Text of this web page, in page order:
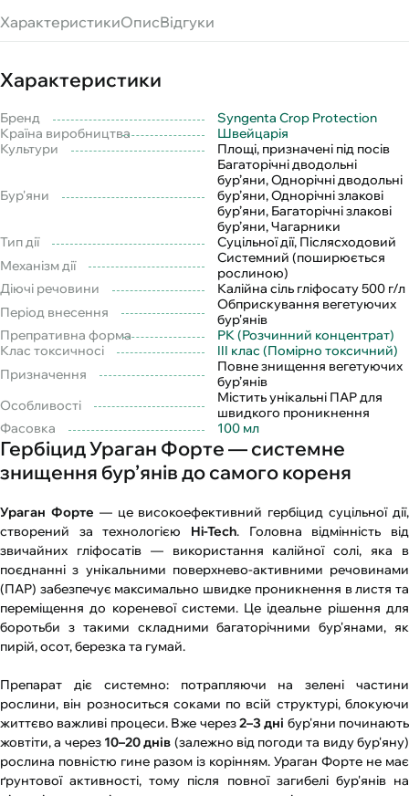
ХарактеристикиОписВідгуки
Характеристики
Бренд
Syngenta Crop Protection
Країна виробництва
Швейцарія
Культури
Площі, призначені під посів
Бур'яни
Багаторічні дводольні
бур’яни, Однорічні дводольні
бур’яни, Однорічні злакові
бур’яни, Багаторічні злакові
бур’яни, Чагарники
Тип дії
Суцільної дії, Післясходовий
Механізм дії
Системний (поширюється
рослиною)
Діючі речовини
Калійна сіль гліфосату 500 г/л
Період внесення
Обприскування вегетуючих
бур'янів
Препративна форма
РК (Розчинний концентрат)
Клас токсичносі
III клас (Помірно токсичний)
Призначення
Повне знищення вегетуючих
бур’янів
Особливості
Містить унікальні ПАР для
швидкого проникнення
Фасовка
100 мл
Гербіцид Ураган Форте — системне
знищення бур’янів до самого кореня
Ураган Форте — це високоефективний гербіцид суцільної дії,
створений за технологією Hi-Tech. Головна відмінність від
звичайних гліфосатів — використання калійної солі, яка в
поєднанні з унікальними поверхнево-активними речовинами
(ПАР) забезпечує максимально швидке проникнення в листя та
переміщення до кореневої системи. Це ідеальне рішення для
боротьби з такими складними багаторічними бур'янами, як
пирій, осот, березка та гумай.
Препарат діє системно: потрапляючи на зелені частини
рослини, він розноситься соками по всій структурі, блокуючи
життєво важливі процеси. Вже через2–3 дні бур'яни починають
жовтіти, а через 10–20 днів (залежно від погоди та виду бур'яну)
рослина повністю гине разом із корінням. Ураган Форте не має
ґрунтової активності, тому після повної загибелі бур'янів на